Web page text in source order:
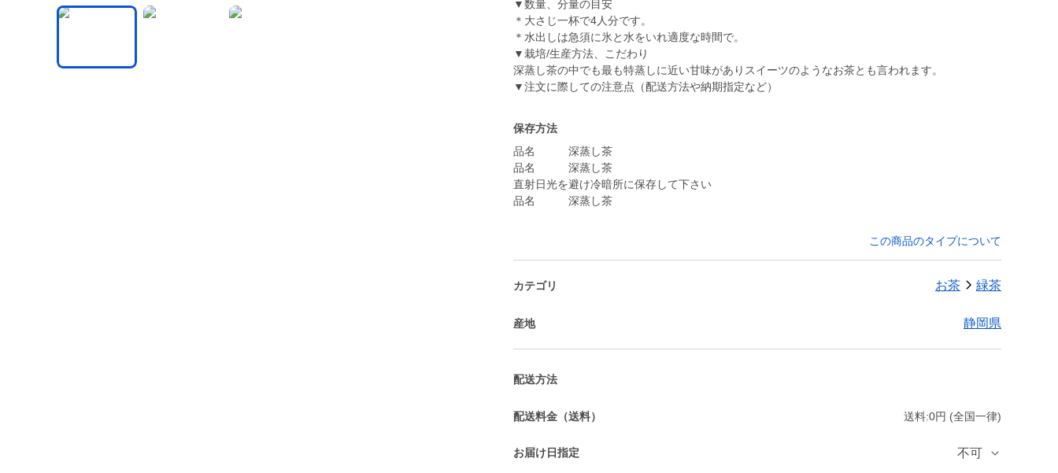
▼数量、分量の目安
＊大さじ一杯で4人分です。
＊水出しは急須に氷と水をいれ適度な時間で。
▼栽培/生産方法、こだわり
深蒸し茶の中でも最も特蒸しに近い甘味がありスイーツのようなお茶とも言われます。
▼注文に際しての注意点（配送方法や納期指定など）
保存方法
品名 深蒸し茶
品名 深蒸し茶
直射日光を避け冷暗所に保存して下さい
この商品のタイプについて
カテゴリ お茶 緑茶
産地 静岡県
配送方法
配送料金（送料） 送料:0円 (全国一律)
お届け日指定 不可